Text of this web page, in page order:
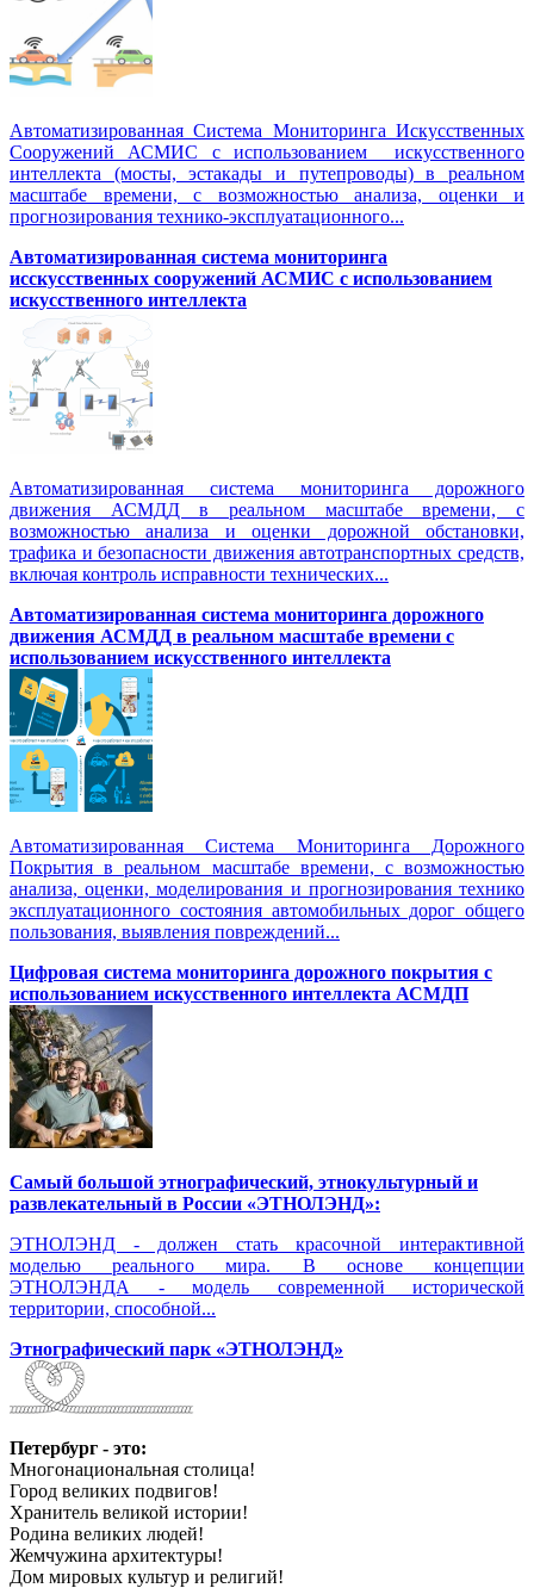
Автоматизированная Система Мониторинга Искусственных
Сооружений АСМИС с использованием искусственного
интеллекта (мосты, эстакады и путепроводы) в реальном
масштабе времени, с возможностью анализа, оценки и
прогнозирования технико-эксплуатационного...
Автоматизированная система мониторинга
исскусственных сооружений АСМИС с использованием
искусственного интеллекта
Автоматизированная система мониторинга дорожного
движения АСМДД в реальном масштабе времени, с
возможностью анализа и оценки дорожной обстановки,
трафика и безопасности движения автотранспортных средств,
включая контроль исправности технических...
Автоматизированная cистема мониторинга дорожного
движения АСМДД в реальном масштабе времени с
использованием искусственного интеллекта
Автоматизированная Система Мониторинга Дорожного
Покрытия в реальном масштабе времени, с возможностью
анализа, оценки, моделирования и прогнозирования технико
эксплуатационного состояния автомобильных дорог общего
пользования, выявления повреждений...
Цифровая система мониторинга дорожного покрытия с
использованием искусственного интеллекта АСМДП
Самый большой этнографический, этнокультурный и
развлекательный в России «ЭТНОЛЭНД»:
ЭТНОЛЭНД - должен стать красочной интерактивной
моделью реального мира. В основе концепции
ЭТНОЛЭНДА - модель современной исторической
территории, способной...
Этнографический парк «ЭТНОЛЭНД»
Петербург - это:
Многонациональная столица!
Город великих подвигов!
Хранитель великой истории!
Родина великих людей!
Жемчужина архитектуры!
Дом мировых культур и религий!